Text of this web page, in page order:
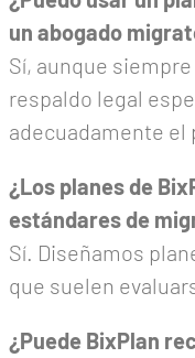
un abogado
Sí, aunque
respaldo legal
adecuadamente el
¿Los planes de
estándares de
Sí. Diseñamos
que suelen
¿Puede BixPlan